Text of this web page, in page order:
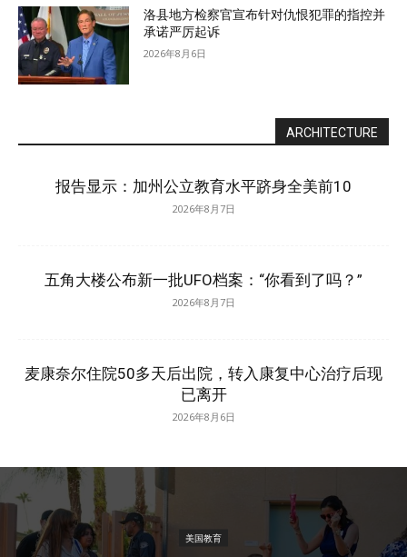
洛县地方检察官宣布针对仇恨犯罪的指控并
承诺严厉起诉
2026年8月6日
ARCHITECTURE
报告显示：加州公立教育水平跻身全美前10
2026年8月7日
五角大楼公布新一批UFO档案：“你看到了吗？”
2026年8月7日
麦康奈尔住院50多天后出院，转入康复中心治疗后现
已离开
2026年8月6日
美国教育